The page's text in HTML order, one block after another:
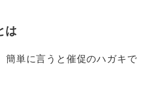
は
簡単に言うと催促のハガキで